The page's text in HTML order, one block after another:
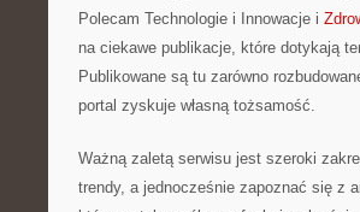
Polecam Technologie i Innowacje i
na ciekawe publikacje, które dotykają
Publikowane są tu zarówno
portal zyskuje własną tożsamość.
Ważną zaletą serwisu jest szeroki
trendy, a jednocześnie zapoznać się z